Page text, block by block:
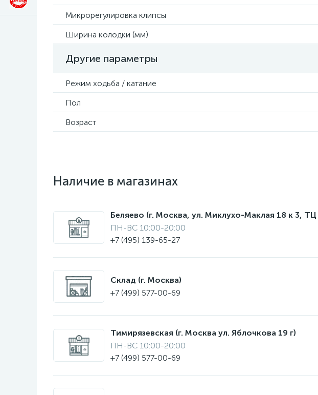
Микрорегулировка клипсы
Ширина колодки (мм)
Другие параметры
Режим ходьба / катание
Пол
Возраст
Наличие в магазинах
Беляево (г. Москва, ул. Миклухо-Маклая 18 к 3,
ПН-ВС 10:00-20:00
+7 (495) 139-65-27
Склад (г. Москва)
+7 (499) 577-00-69
Тимирязевская (г. Москва ул. Яблочкова 19 г)
ПН-ВС 10:00-20:00
+7 (499) 577-00-69